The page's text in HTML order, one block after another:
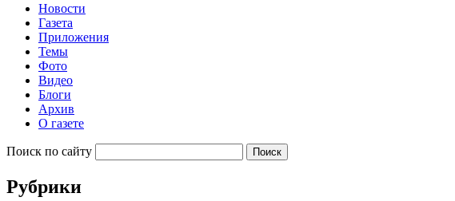
Новости
Газета
Приложения
Темы
Фото
Видео
Блоги
Архив
О газете
Поиск по сайту
Рубрики